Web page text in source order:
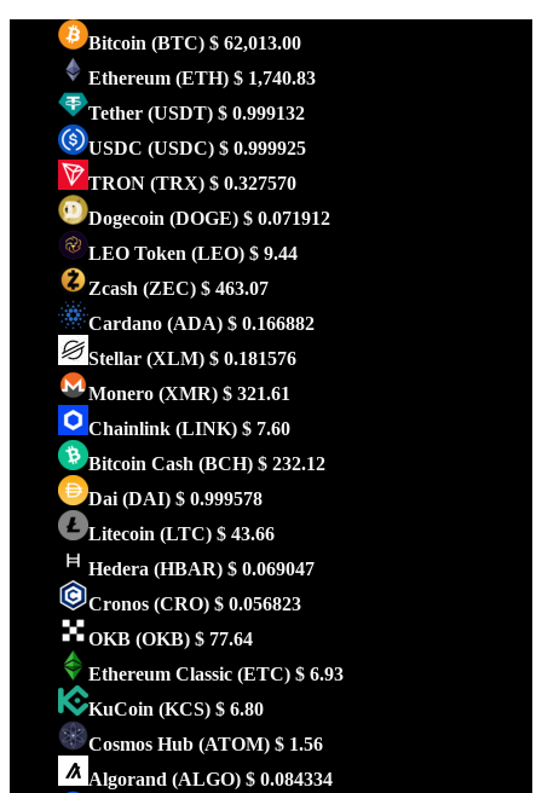
Bitcoin (BTC) $ 62,013.00
Ethereum (ETH) $ 1,740.83
Tether (USDT) $ 0.999132
USDC (USDC) $ 0.999925
TRON (TRX) $ 0.327570
Dogecoin (DOGE) $ 0.071912
LEO Token (LEO) $ 9.44
Zcash (ZEC) $ 463.07
Cardano (ADA) $ 0.166882
Stellar (XLM) $ 0.181576
Monero (XMR) $ 321.61
Chainlink (LINK) $ 7.60
Bitcoin Cash (BCH) $ 232.12
Dai (DAI) $ 0.999578
Litecoin (LTC) $ 43.66
Hedera (HBAR) $ 0.069047
Cronos (CRO) $ 0.056823
OKB (OKB) $ 77.64
Ethereum Classic (ETC) $ 6.93
KuCoin (KCS) $ 6.80
Cosmos Hub (ATOM) $ 1.56
Algorand (ALGO) $ 0.084334